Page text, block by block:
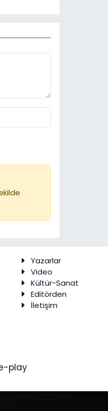
Yazarlar
Video
Kültür-Sanat
Editörden
İletişim